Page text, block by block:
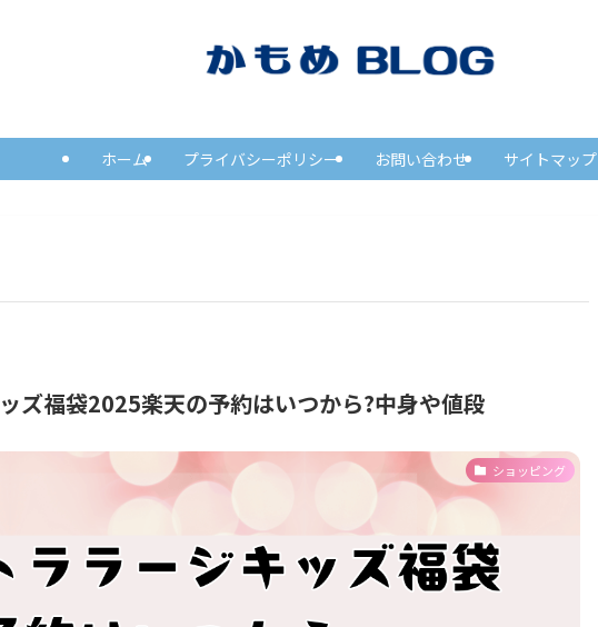
ホーム プライバシーポリシー お問い合わせ サイトマップ
ズ福袋2025楽天の予約はいつから?中身や値段
ショッピング